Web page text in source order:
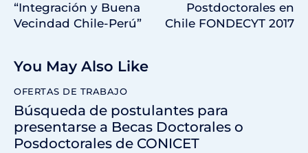
“Integración y Buena
Vecindad Chile-Perú”
Postdoctorales en
Chile FONDECYT 2017
You May Also Like
OFERTAS DE TRABAJO
Búsqueda de postulantes para
presentarse a Becas Doctorales o
Posdoctorales de CONICET